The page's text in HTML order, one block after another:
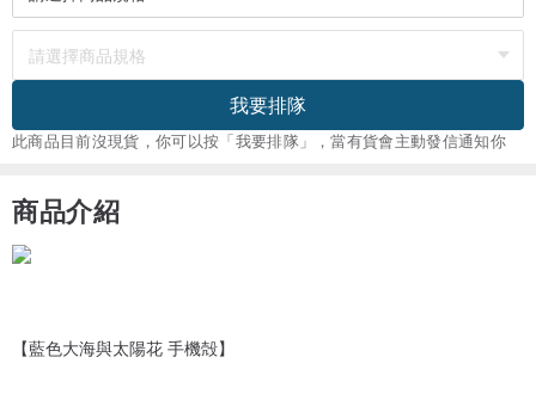
我要排隊
此商品目前沒現貨，你可以按「我要排隊」，當有貨會主動發信通知你
商品介紹
【藍色大海與太陽花 手機殻】